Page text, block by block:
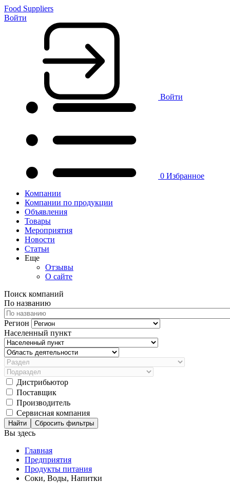
Food Suppliers
Войти
Войти
0 Избранное
Компании
Компании по продукции
Объявления
Товары
Мероприятия
Новости
Статьи
Еще
Отзывы
О сайте
Поиск компаний
По названию
Регион
Населенный пункт
Дистрибьютор
Поставщик
Производитель
Сервисная компания
Сбросить фильтры
Вы здесь
Главная
Предприятия
Продукты питания
Соки, Воды, Напитки